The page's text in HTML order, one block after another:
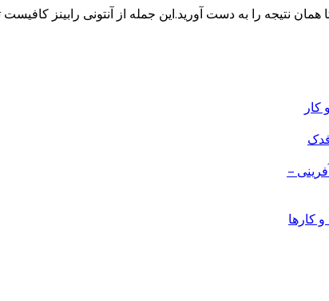
نتیجه را به دست آورید.این جمله از آنتونی رابینز
–
کارها